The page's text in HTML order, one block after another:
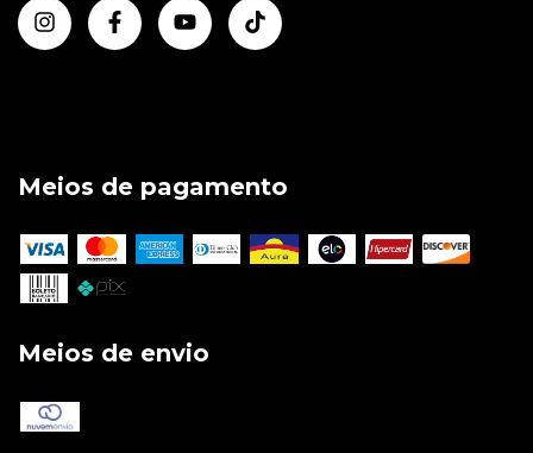
Meios de pagamento
Meios de envio